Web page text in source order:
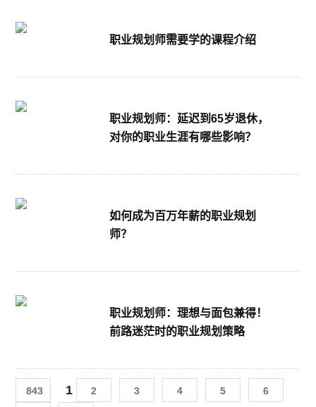
职业规划师需要学的课程介绍
职业规划师：延迟到65岁退休，
对你的职业生涯有哪些影响？
如何成为百万年薪的职业规划
师？
职业规划师：理想与面包兼得！
前路迷茫时的职业规划策略
843 1 2 3 4 5 6